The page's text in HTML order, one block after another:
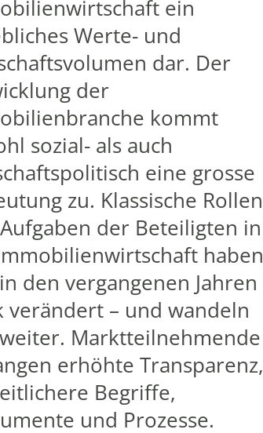
ein
Werte- und
dar. Der
der
kommt
sozial- als auch
eine grosse
zu. Klassische Rollen
der Beteiligten in
haben
den vergangenen Jahren
verändert – und wandeln
Marktteilnehmende
erhöhte Transparenz,
Begriffe,
und Prozesse.